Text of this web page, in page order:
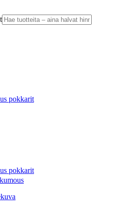
pokkarit
pokkarit